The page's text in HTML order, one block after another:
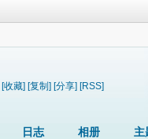
[收藏] [复制] [分享] [RSS]
日志 相册 主